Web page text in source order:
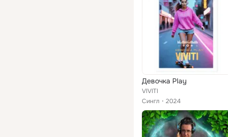
Девочка Play
VIVITI
Сингл
2024